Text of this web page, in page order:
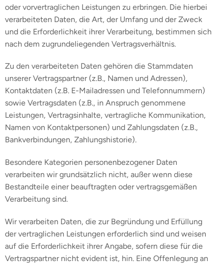
oder vorvertraglichen Leistungen zu erbringen. Die hierbei
verarbeiteten Daten, die Art, der Umfang und der Zweck
und die Erforderlichkeit ihrer Verarbeitung, bestimmen sich
nach dem zugrundeliegenden Vertragsverhältnis.
Zu den verarbeiteten Daten gehören die Stammdaten
unserer Vertragspartner (z.B., Namen und Adressen),
Kontaktdaten (z.B. E-Mailadressen und Telefonnummern)
sowie Vertragsdaten (z.B., in Anspruch genommene
Leistungen, Vertragsinhalte, vertragliche Kommunikation,
Namen von Kontaktpersonen) und Zahlungsdaten (z.B.,
Bankverbindungen, Zahlungshistorie).
Besondere Kategorien personenbezogener Daten
verarbeiten wir grundsätzlich nicht, außer wenn diese
Bestandteile einer beauftragten oder vertragsgemäßen
Verarbeitung sind.
Wir verarbeiten Daten, die zur Begründung und Erfüllung
der vertraglichen Leistungen erforderlich sind und weisen
auf die Erforderlichkeit ihrer Angabe, sofern diese für die
Vertragspartner nicht evident ist, hin. Eine Offenlegung an